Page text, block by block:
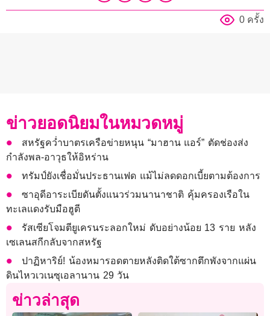
0 ครั้ง
ข่าวยอดนิยมในหมวดหมู่
สหรัฐคว่ำบาตรเครือข่ายหนุน “มาฮาน แอร์” ตัดช่องส่ง
กำลังพล-อาวุธให้อิหร่าน
ทรัมป์ยังเชื่อมั่นประธานเฟด แม้ไม่ลดดอกเบี้ยตามต้องการ
ซาอุดีอาระเบียดันตั้งแนวร่วมนานาชาติ คุ้มครองเรือใน
ทะเลแดงรับมือฮูตี
รัสเซียโจมตียูเครนระลอกใหม่ ดับอย่างน้อย 13 ราย หลัง
เซเลนสกีกลับจากสหรัฐ
ปาฏิหาริย์! น้องหมารอดตายหลังติดใต้ซากตึกพังจากแผ่น
ดินไหวเวเนซุเอลานาน 29 วัน
ข่าวล่าสุด